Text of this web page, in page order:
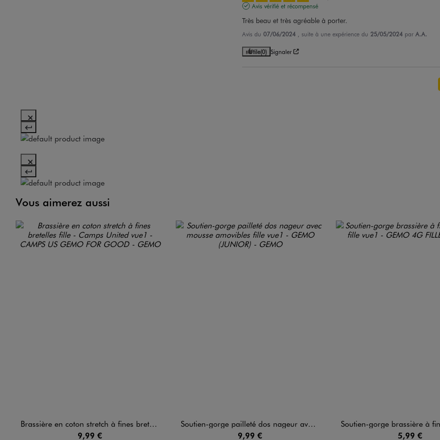
Avis vérifié et récompensé
Très beau et très agréable à porter.
Avis du 07/06/2024 , suite à une expérience du 25/05/2024 par A.A.
Utile(0) Signaler
Vous aimerez aussi
Brassière en coton stretch à fines bretelles fille - Camps United
9,99 €
Soutien-gorge pailleté dos nageur avec mousse amovibles fille
9,99 €
Soutien-gorge brassière à fines
5,99 €